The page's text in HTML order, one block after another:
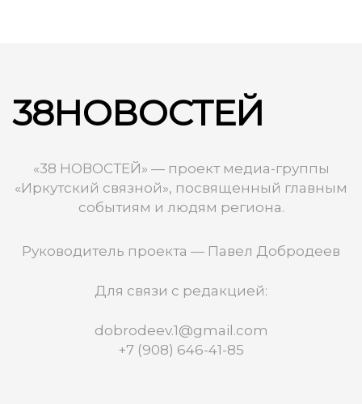
38НОВОСТЕЙ
«38 НОВОСТЕЙ» — проект медиа-группы
«Иркутский связной», посвященный главным
событиям и людям региона.
Руководитель проекта — Павел Добродеев
Для связи с редакцией:
dobrodeev.1@gmail.com
+7 (908) 646-41-85